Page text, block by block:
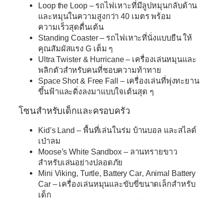
Loop the Loop– รถไฟเหาะที่มีลูปหมุนกลับด้าน
และหมุนในความสูงกว่า 40 เมตร พร้อม
ความเร็วสุดตื่นเต้น
Standing Coaster– รถไฟเหาะที่นั่งแบบยืน ให้
คุณสัมผัสแรง G เต็ม ๆ
Ultra Twister& Hurricane– เครื่องเล่นหมุนและ
พลิกตัวสำหรับคนที่ชอบความท้าทาย
Space Shot& Free Fall – เครื่องเล่นที่พุ่งทะยาน
ขึ้นฟ้าและดิ่งลงมาแบบใจเต้นสุด ๆ
โซนสำหรับเด็กและครอบครัว
Kid’s Land – พื้นที่เล่นในร่ม บ้านบอล และสไลด์
เป่าลม
Moose’s White Sandbox– ลานทรายขาว
สำหรับเล่นอย่างปลอดภัย
Mini Viking, Turtle, Battery Car, Animal Battery
Car– เครื่องเล่นหมุนและขับขี่ขนาดเล็กสำหรับ
เด็ก